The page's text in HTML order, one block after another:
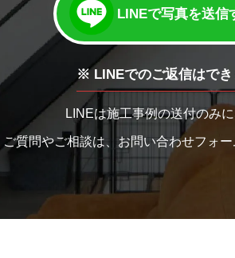
LINEで写真を送信
※ LINEでのご返信はでき
LINEは施工事例の送付のみ
ご質問やご相談は、お問い合わせフォー